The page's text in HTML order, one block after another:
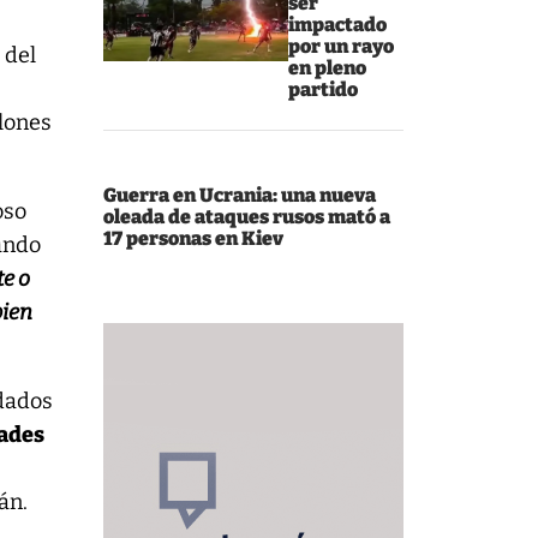
impactado
por un rayo
en pleno
partido
Guerra en Ucrania: una nueva
oleada de ataques rusos mató a
17 personas en Kiev
del
o